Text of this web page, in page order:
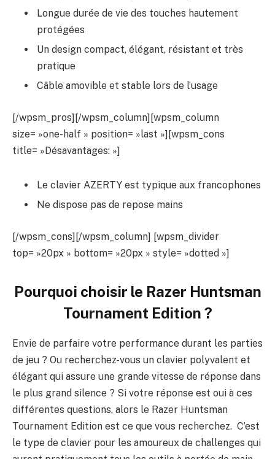
Longue durée de vie des touches hautement
protégées
Un design compact, élégant, résistant et très
pratique
Câble amovible et stable lors de l’usage
[/wpsm_pros][/wpsm_column][wpsm_column
size= »one-half » position= »last »][wpsm_cons
title= »Désavantages: »]
Le clavier AZERTY est typique aux francophones
Ne dispose pas de repose mains
[/wpsm_cons][/wpsm_column] [wpsm_divider
top= »20px » bottom= »20px » style= »dotted »]
Pourquoi choisir le Razer Huntsman
Tournament Edition ?
Envie de parfaire votre performance durant les parties
de jeu ? Ou recherchez-vous un clavier polyvalent et
élégant qui assure une grande vitesse de réponse dans
le plus grand silence ? Si votre réponse est oui à ces
différentes questions, alors le Razer Huntsman
Tournament Edition est ce que vous recherchez. C’est
le type de clavier pour les amoureux de challenges qui